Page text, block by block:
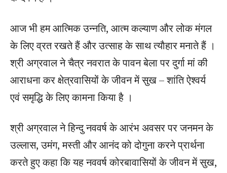
आज भी हम आत्मिक उन्‍नति, आत्‍म कल्‍याण और लोक मंगल
के लिए व्रत रखते हैं और उत्‍साह के साथ त्‍याैहार मनाते हैं ।
श्री अग्रवाल ने चैत्र नवरात के पावन बेला पर दुर्गा मां की
आराधना कर क्षेत्रवासियों के जीवन में सुख – शांति ऐश्‍वर्य
एवं समृद्धि के लिए कामना किया है ।
श्री अग्रवाल ने हिन्‍दु नववर्ष के आरंभ अवसर पर जनमन के
उल्‍लास, उमंग, मस्‍ती और आनंद को दोगुना करने प्रार्थना
करते हुए कहा कि यह नववर्ष कोरबावासियों के जीवन में सुख,